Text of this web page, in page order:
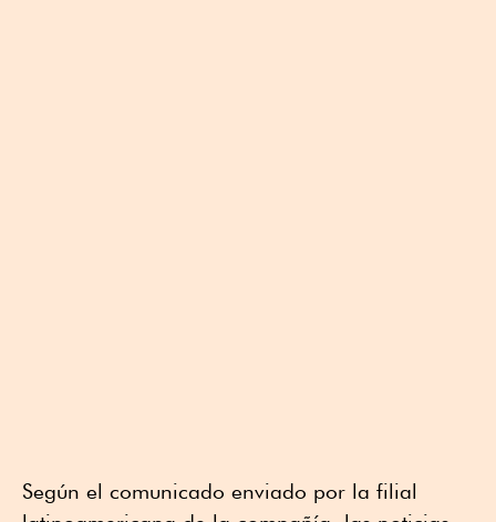
Según el comunicado enviado por la filial